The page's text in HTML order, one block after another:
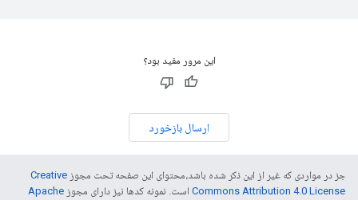
این مرور مفید بود؟
ارسال بازخورد
جز در مواردی که غیر از این ذکر شده باشد،‌محتوای این صفحه تحت مجوز Creative
Commons Attribution 4.0 License است. نمونه کدها نیز دارای مجوز Apache